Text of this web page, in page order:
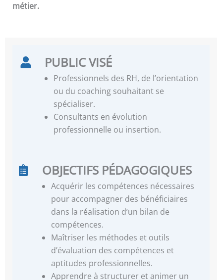
métier.
PUBLIC VISÉ
Professionnels des RH, de l’orientation
ou du coaching souhaitant se
spécialiser.
Consultants en évolution
professionnelle ou insertion.
OBJECTIFS PÉDAGOGIQUES
Acquérir les compétences nécessaires
pour accompagner des bénéficiaires
dans la réalisation d’un bilan de
compétences.
Maîtriser les méthodes et outils
d’évaluation des compétences et
aptitudes professionnelles.
Apprendre à structurer et animer un